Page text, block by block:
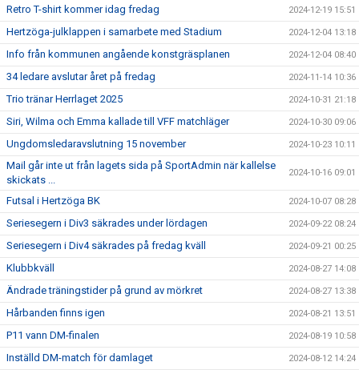
Retro T-shirt kommer idag fredag 2024-12-19 15:51
Hertzöga-julklappen i samarbete med Stadium 2024-12-04 13:18
Info från kommunen angående konstgräsplanen 2024-12-04 08:40
34 ledare avslutar året på fredag 2024-11-14 10:36
Trio tränar Herrlaget 2025 2024-10-31 21:18
Siri, Wilma och Emma kallade till VFF matchläger 2024-10-30 09:06
Ungdomsledaravslutning 15 november 2024-10-23 10:11
Mail går inte ut från lagets sida på SportAdmin när kallelse
skickats ...
2024-10-16 09:01
Futsal i Hertzöga BK 2024-10-07 08:28
Seriesegern i Div3 säkrades under lördagen 2024-09-22 08:24
Seriesegern i Div4 säkrades på fredag kväll 2024-09-21 00:25
Klubbkväll 2024-08-27 14:08
Ändrade träningstider på grund av mörkret 2024-08-27 13:38
Hårbanden finns igen 2024-08-21 13:51
P11 vann DM-finalen 2024-08-19 10:58
Inställd DM-match för damlaget 2024-08-12 14:24